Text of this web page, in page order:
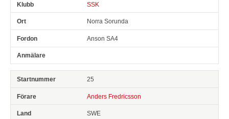
SSK
Norra Sorunda
Anson SA4
25
Anders Fredricsson
SWE